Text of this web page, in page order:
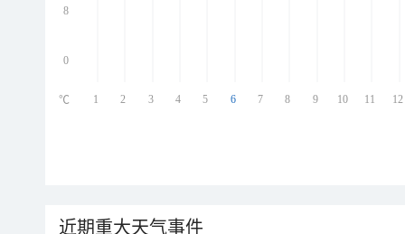
8
0
1 2 3 4 5 6 7 8 9 10 11 12
℃
近期重大天气事件